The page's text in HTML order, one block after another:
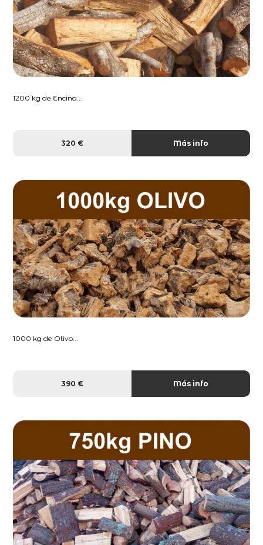
1200 kg de Encina...
320 € Más info
1000 kg de Olivo...
390 € Más info